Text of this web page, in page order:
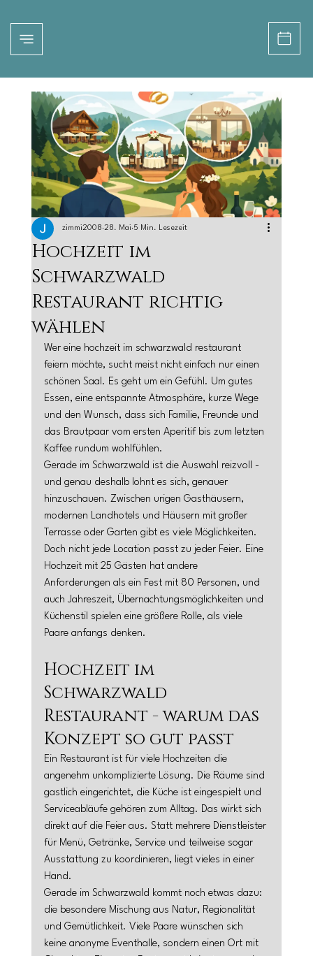
Hochzeit im
Schwarzwald
Restaurant richtig
wählen
zimmi2008 28. Mai 5 Min. Lesezeit
Wer eine hochzeit im schwarzwald restaurant
feiern möchte, sucht meist nicht einfach nur einen
schönen Saal. Es geht um ein Gefühl. Um gutes
Essen, eine entspannte Atmosphäre, kurze Wege
und den Wunsch, dass sich Familie, Freunde und
das Brautpaar vom ersten Aperitif bis zum letzten
Kaffee rundum wohlfühlen.
Gerade im Schwarzwald ist die Auswahl reizvoll -
und genau deshalb lohnt es sich, genauer
hinzuschauen. Zwischen urigen Gasthäusern,
modernen Landhotels und Häusern mit großer
Terrasse oder Garten gibt es viele Möglichkeiten.
Doch nicht jede Location passt zu jeder Feier. Eine
Hochzeit mit 25 Gästen hat andere
Anforderungen als ein Fest mit 80 Personen, und
auch Jahreszeit, Übernachtungsmöglichkeiten und
Küchenstil spielen eine größere Rolle, als viele
Paare anfangs denken.
Hochzeit im
Schwarzwald
Restaurant - warum das
Konzept so gut passt
Ein Restaurant ist für viele Hochzeiten die
angenehm unkomplizierte Lösung. Die Räume sind
gastlich eingerichtet, die Küche ist eingespielt und
Serviceabläufe gehören zum Alltag. Das wirkt sich
direkt auf die Feier aus. Statt mehrere Dienstleister
für Menü, Getränke, Service und teilweise sogar
Ausstattung zu koordinieren, liegt vieles in einer
Hand.
Gerade im Schwarzwald kommt noch etwas dazu:
die besondere Mischung aus Natur, Regionalität
und Gemütlichkeit. Viele Paare wünschen sich
keine anonyme Eventhalle, sondern einen Ort mit